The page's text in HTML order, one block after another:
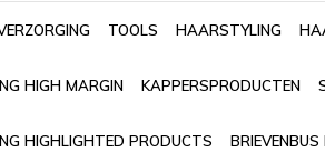
TOOLS HAARSTYLING
HIGH MARGIN KAPPERSPRODUCTEN
HIGHLIGHTED PRODUCTS BRIEVENBUS